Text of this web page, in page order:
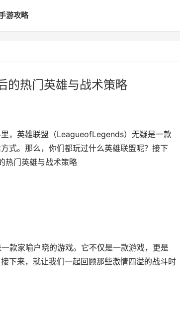
游攻略
的热门英雄与战术策略
，英雄联盟（LeagueofLegends）无疑是一款
式。那么，你们都玩过什么英雄联盟呢？接下
热门英雄与战术策略
款家喻户晓的游戏。它不仅是一款游戏，更是
下来，就让我们一起回顾那些激情四溢的战斗时